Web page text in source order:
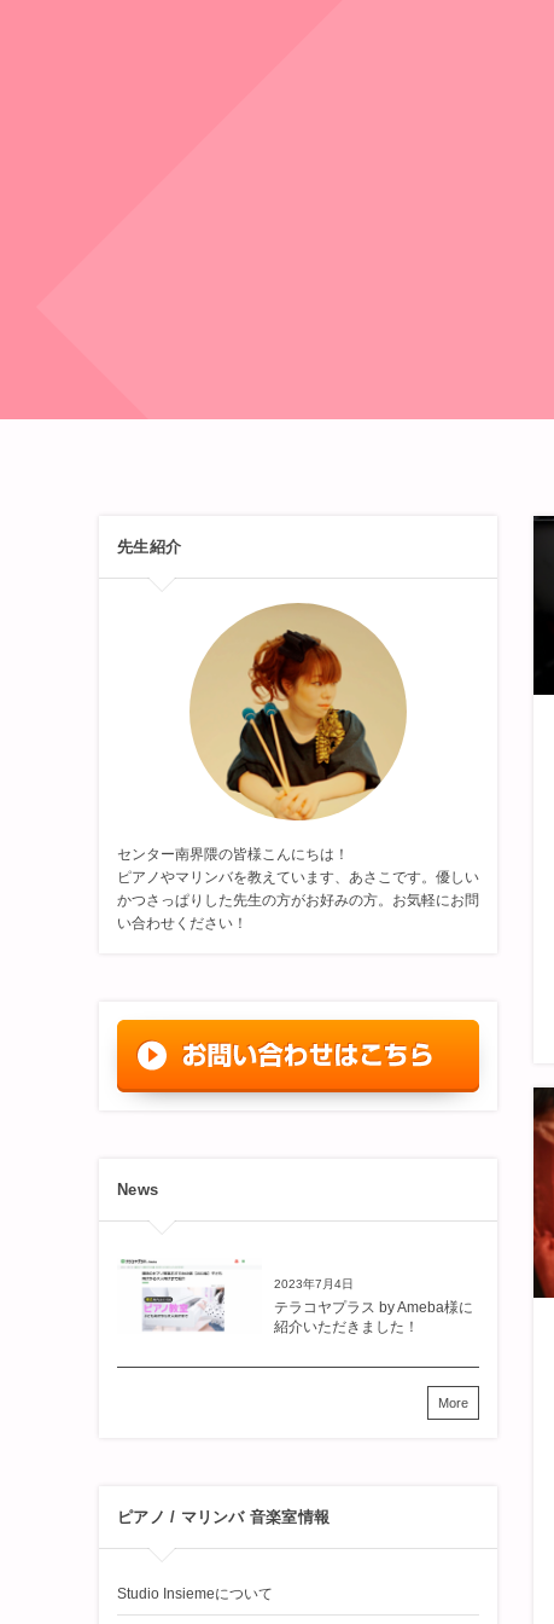
先生紹介
センター南界隈の皆様こんにちは！
ピアノやマリンバを教えています、あさこです。優しい
かつさっぱりした先生の方がお好みの方。お気軽にお問
い合わせください！
News
2023年7月4日
テラコヤプラス by Ameba様に
紹介いただきました！
More
ピアノ / マリンバ 音楽室情報
Studio Insiemeについて